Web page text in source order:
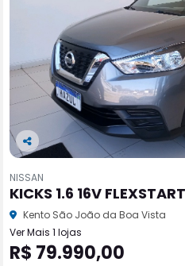
Co
pa
rtil
he
NISSAN
KICKS 1.6 16V
Kento São João da Boa Vista
Ver Mais 1 lojas
R$ 79.990,00